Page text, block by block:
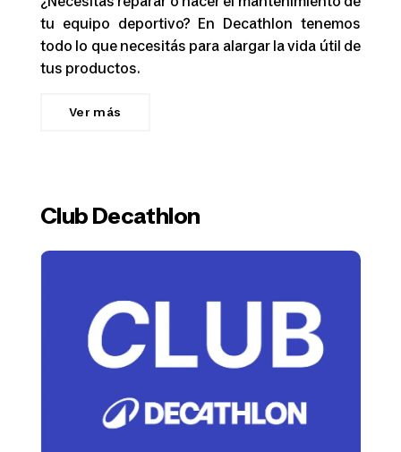
tu equipo deportivo? En Decathlon tenemos
todo lo que necesitás para alargar la vida útil de
tus productos.
Ver más
Club Decathlon